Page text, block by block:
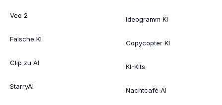
Veo 2
Falsche KI
Clip zu AI
StarryAI
Ideogramm KI
Copycopter KI
KI-Kits
Nachtcafé AI